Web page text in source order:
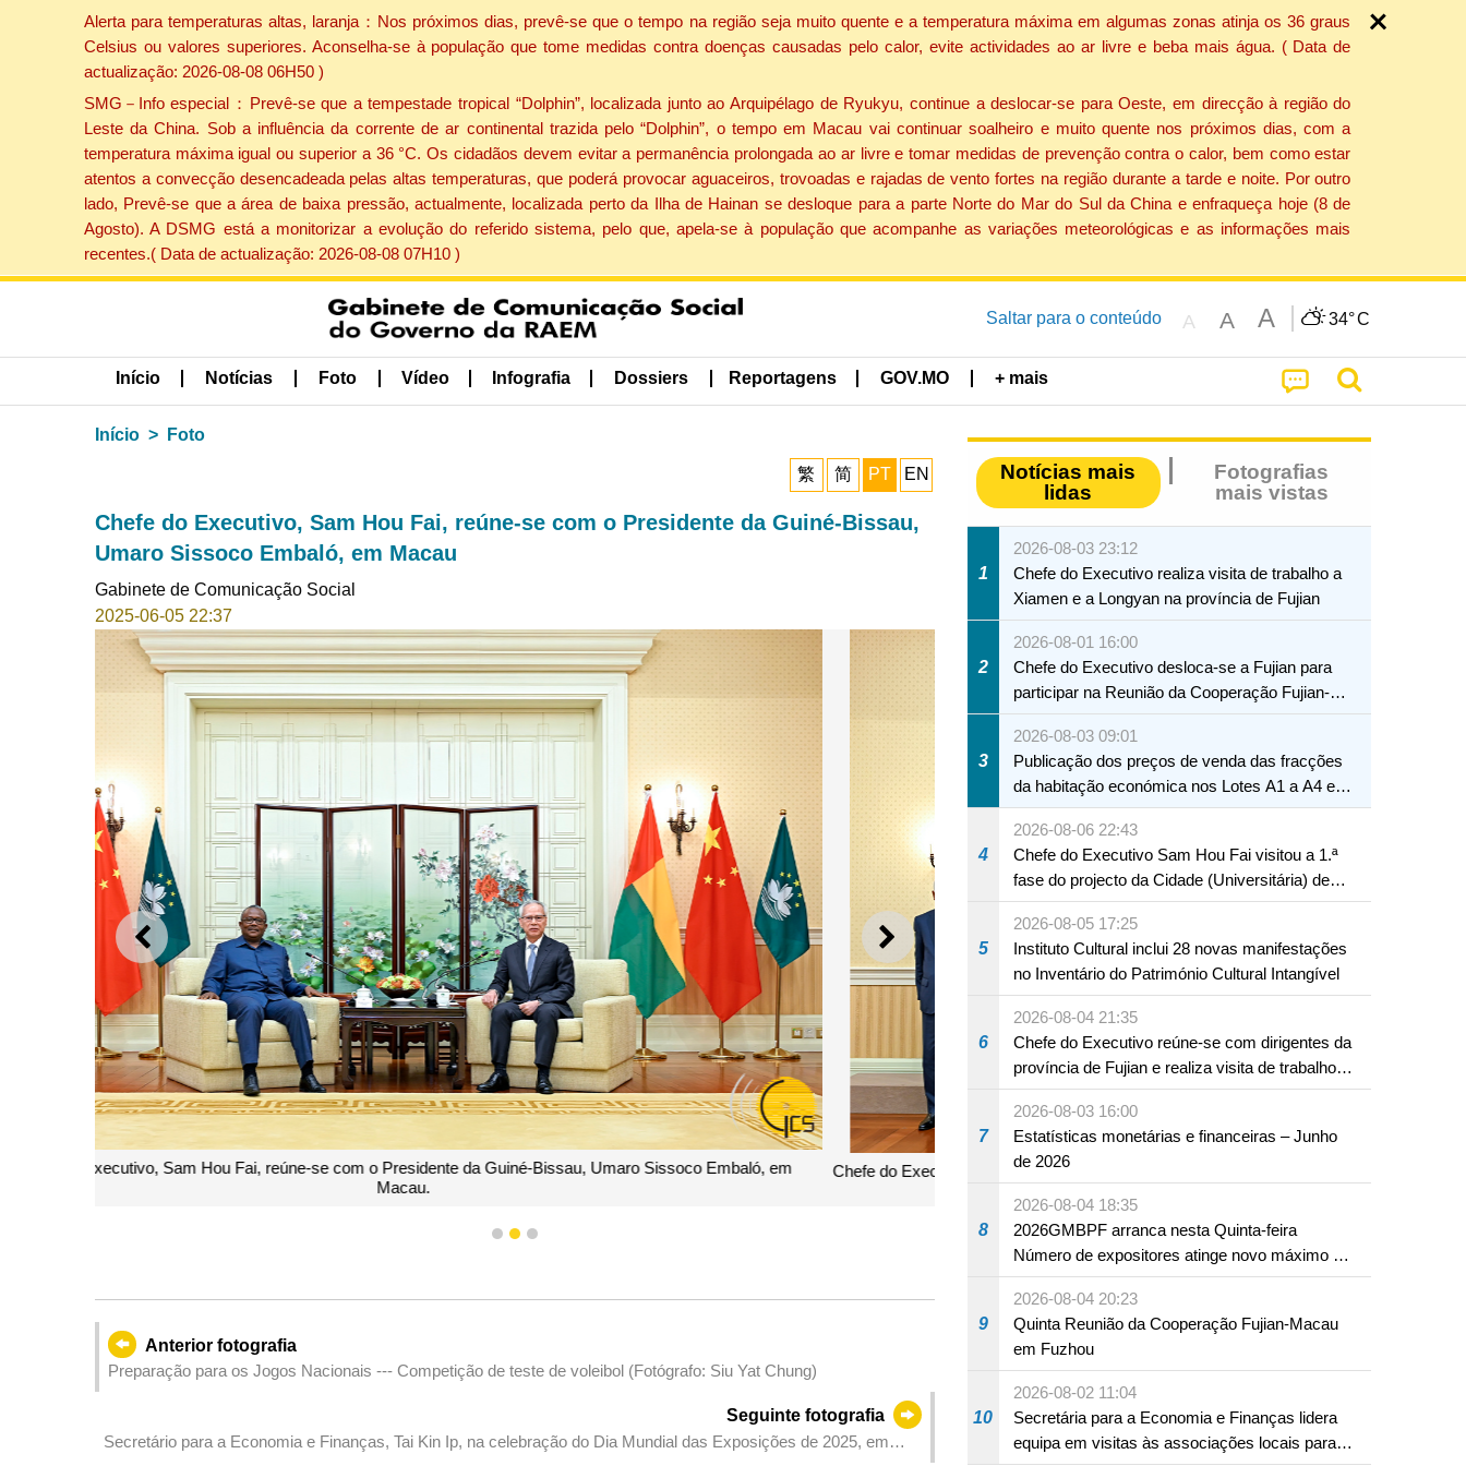
Alerta para temperaturas altas, laranja：Nos próximos dias, prevê-se que o tempo na região seja muito quente e a temperatura máxima em algumas zonas atinja os 36 graus
Celsius ou valores superiores. Aconselha-se à população que tome medidas contra doenças causadas pelo calor, evite actividades ao ar livre e beba mais água. ( Data de
actualização: 2026-08-08 06H50 )
SMG－Info especial：Prevê-se que a tempestade tropical “Dolphin”, localizada junto ao Arquipélago de Ryukyu, continue a deslocar-se para Oeste, em direcção à região do
Leste da China. Sob a influência da corrente de ar continental trazida pelo “Dolphin”, o tempo em Macau vai continuar soalheiro e muito quente nos próximos dias, com a
temperatura máxima igual ou superior a 36 °C. Os cidadãos devem evitar a permanência prolongada ao ar livre e tomar medidas de prevenção contra o calor, bem como estar
atentos a convecção desencadeada pelas altas temperaturas, que poderá provocar aguaceiros, trovoadas e rajadas de vento fortes na região durante a tarde e noite. Por outro
lado, Prevê-se que a área de baixa pressão, actualmente, localizada perto da Ilha de Hainan se desloque para a parte Norte do Mar do Sul da China e enfraqueça hoje (8 de
Agosto). A DSMG está a monitorizar a evolução do referido sistema, pelo que, apela-se à população que acompanhe as variações meteorológicas e as informações mais
recentes.( Data de actualização: 2026-08-08 07H10 )
Saltar para o conteúdo A A A 34°C
Início Notícias Foto Vídeo Infografia Dossiers Reportagens GOV.MO + mais
Início Foto
繁 简 PT EN
Chefe do Executivo, Sam Hou Fai, reúne-se com o Presidente da Guiné-Bissau,
Umaro Sissoco Embaló, em Macau
Gabinete de Comunicação Social
2025-06-05 22:37
ANTERIOR SEGUINTE
Chefe do Executivo, Sam Hou Fai, o Presidente da Guiné-Bissau, Umaro Sissoco Embaló, e a respectiva comitiva,
1 2 3
Anterior fotografia
Preparação para os Jogos Nacionais --- Competição de teste de voleibol (Fotógrafo: Siu Yat Chung)
Seguinte fotografia
Secretário para a Economia e Finanças, Tai Kin Ip, na celebração do Dia Mundial das Exposições de 2025, em
Notícias mais
lidas
Fotografias
mais vistas
1
2026-08-03 23:12
Chefe do Executivo realiza visita de trabalho a
Xiamen e a Longyan na província de Fujian
2
2026-08-01 16:00
Chefe do Executivo desloca-se a Fujian para
participar na Reunião da Cooperação Fujian-
Macau
3
2026-08-03 09:01
Publicação dos preços de venda das fracções
da habitação económica nos Lotes A1 a A4 e
A12 da Zona A dos Novos Aterros
4
2026-08-06 22:43
Chefe do Executivo Sam Hou Fai visitou a 1.ª
fase do projecto da Cidade (Universitária) de
Educação Internacional de Macau e Hengqin
5
2026-08-05 17:25
Instituto Cultural inclui 28 novas manifestações
no Inventário do Património Cultural Intangível
6
2026-08-04 21:35
Chefe do Executivo reúne-se com dirigentes da
província de Fujian e realiza visita de trabalho
em Fuzhou
7
2026-08-03 16:00
Estatísticas monetárias e financeiras – Junho
de 2026
8
2026-08-04 18:35
2026GMBPF arranca nesta Quinta-feira
Número de expositores atinge novo máximo em
18 anos
9
2026-08-04 20:23
Quinta Reunião da Cooperação Fujian-Macau
em Fuzhou
10
2026-08-02 11:04
Secretária para a Economia e Finanças lidera
equipa em visitas às associações locais para